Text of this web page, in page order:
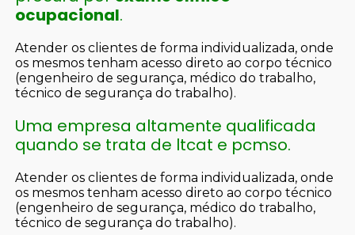
ocupacional.
Atender os clientes de forma individualizada, onde
os mesmos tenham acesso direto ao corpo técnico
(engenheiro de segurança, médico do trabalho,
técnico de segurança do trabalho).
Uma empresa altamente qualificada
quando se trata de ltcat e pcmso.
Atender os clientes de forma individualizada, onde
os mesmos tenham acesso direto ao corpo técnico
(engenheiro de segurança, médico do trabalho,
técnico de segurança do trabalho).